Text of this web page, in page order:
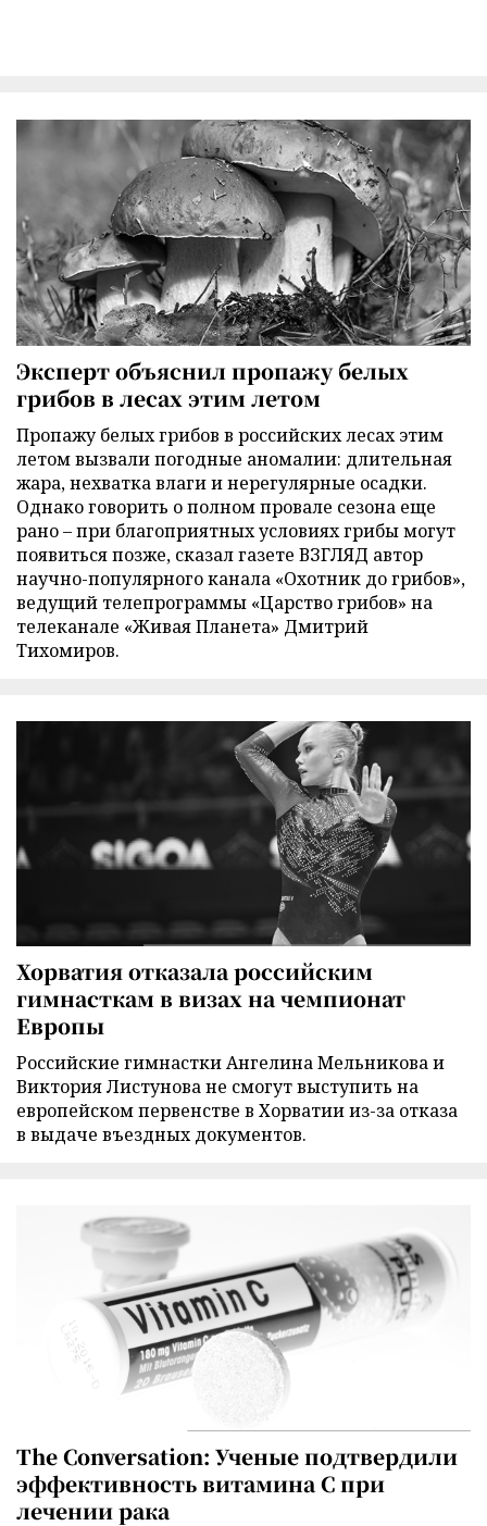
Эксперт объяснил пропажу белых
грибов в лесах этим летом
Пропажу белых грибов в российских лесах этим
летом вызвали погодные аномалии: длительная
жара, нехватка влаги и нерегулярные осадки.
Однако говорить о полном провале сезона еще
рано – при благоприятных условиях грибы могут
появиться позже, сказал газете ВЗГЛЯД автор
научно-популярного канала «Охотник до грибов»,
ведущий телепрограммы «Царство грибов» на
телеканале «Живая Планета» Дмитрий
Тихомиров.
Хорватия отказала российским
гимнасткам в визах на чемпионат
Европы
Российские гимнастки Ангелина Мельникова и
Виктория Листунова не смогут выступить на
европейском первенстве в Хорватии из-за отказа
в выдаче въездных документов.
The Conversation: Ученые подтвердили
эффективность витамина C при
лечении рака